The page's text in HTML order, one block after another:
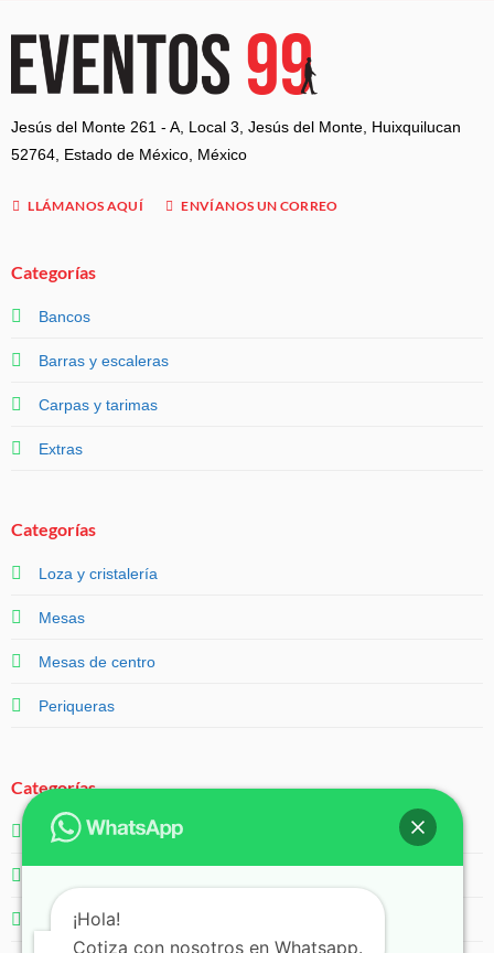
Jesús del Monte 261 - A, Local 3, Jesús del Monte, Huixquilucan
52764, Estado de México, México
LLÁMANOS AQUÍ ENVÍANOS UN CORREO
Categorías
Bancos
Barras y escaleras
Carpas y tarimas
Extras
Categorías
Loza y cristalería
Mesas
Mesas de centro
Periqueras
Categorías
Salas
Sillas¡Hola!
Cotiza con nosotros en Whatsapp.